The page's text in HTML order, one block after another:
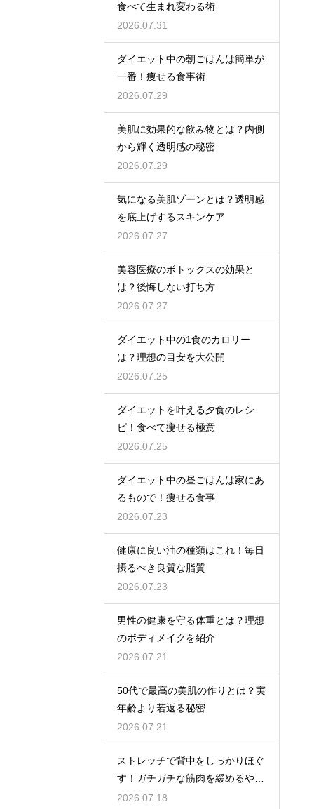
食べて生まれ変わる術
2026.07.31
ダイエット中の朝ごはんは簡単が
一番！痩せる食事術
2026.07.29
美肌に効果的な飲み物とは？内側
から輝く透明感の秘密
2026.07.29
気になる美肌ゾーンとは？透明感
を底上げするスキンケア
2026.07.27
美容医療のボトックスの効果と
は？後悔しない打ち方
2026.07.27
ダイエット中の1食のカロリー
は？理想の目安を大公開
2026.07.25
ダイエットを叶える夕食のレシ
ピ！食べて痩せる極意
2026.07.25
ダイエット中の昼ごはんは家にあ
るもので！痩せる食事
2026.07.23
健康に良い油の種類はこれ！毎日
摂るべき良質な脂質
2026.07.23
男性の健康を守る体重とは？理想
のボディメイクを紹介
2026.07.21
50代で最高の美肌の作りとは？実
年齢より若返る秘密
2026.07.21
ストレッチで背中をしっかりほぐ
す！ガチガチな筋肉を緩めるやり
方
2026.07.18